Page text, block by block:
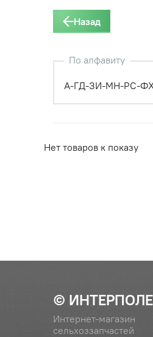
Назад
По алфавиту
А-ГД-ЗИ-МН-РС-Ф
Нет товаров к показу
© ИНТЕРПОЛЕ
Интернет-магазин
сельхоззапчастей